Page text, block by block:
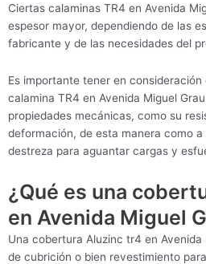
Ciertas calaminas TR4 en Avenida
espesor mayor, dependiendo de las
fabricante y de las necesidades del
Es importante tener en consideración
calamina TR4 en Avenida Miguel
propiedades mecánicas, como su
deformación, de esta manera como a
destreza para aguantar cargas y
¿Qué es una
en Avenida Miguel
Una cobertura Aluzinc tr4 en Avenida
de cubrición o bien revestimiento